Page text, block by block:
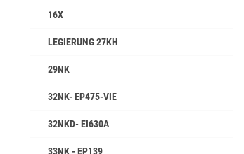
16X
LEGIERUNG 27KH
29NK
32NK- EP475-VIE
32NKD- EI630A
33NK - EP139